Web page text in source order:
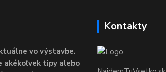
vo výstavbe.
akékoľvek tipy alebo
Kontakty